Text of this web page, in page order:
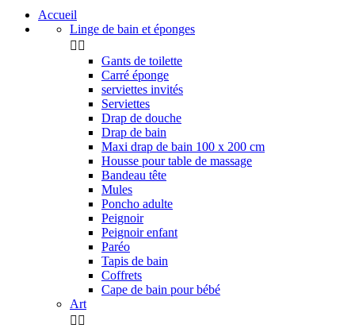
Accueil
Linge de bain et éponges
 
Gants de toilette
Carré éponge
serviettes invités
Serviettes
Drap de douche
Drap de bain
Maxi drap de bain 100 x 200 cm
Housse pour table de massage
Bandeau tête
Mules
Poncho adulte
Peignoir
Peignoir enfant
Paréo
Tapis de bain
Coffrets
Cape de bain pour bébé
Art
 